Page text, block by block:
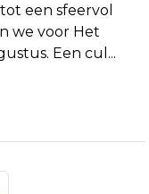
een sfeervol
we voor Het
Een cul...